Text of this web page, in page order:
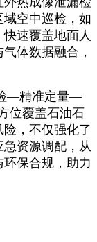
空中巡检，如
速覆盖地面人
体数据融合，
—精准定量—
位覆盖石油石
，不仅强化了
资源调配，从
保合规，助力